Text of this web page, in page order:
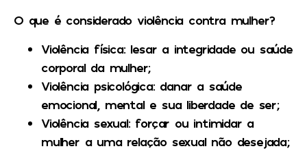
O que é considerado violência contra mulher?
Violência física:lesar a integridade ou saúde
corporal da mulher;
Violência psicológica:danar a saúde
emocional, mental e sua liberdade de ser;
Violência sexual: forçar ou intimidar a
mulher a uma relação sexual não desejada;